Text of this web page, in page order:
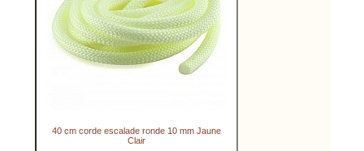
40 cm corde escalade ronde 10 mm Jaune
Clair